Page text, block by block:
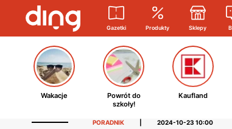
Gazetki Produkty Sklepy
Wakacje
Powrót do
szkoły!
Kaufland
PORADNIK 2024-10-23 10:00